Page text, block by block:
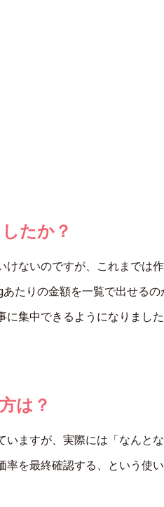
たか？
ないのですが、これまでは
たりの金額を一覧で出せる
集中できるようになりまし
は？
ますが、実際には「なんと
を最終確認する、という使い